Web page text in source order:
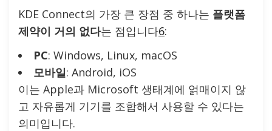
KDE Connect의 가장 큰 장점 중 하나는 플랫폼
제약이 거의 없다는 점입니다6:
PC: Windows, Linux, macOS
모바일: Android, iOS
이는 Apple과 Microsoft 생태계에 얽매이지 않
고 자유롭게 기기를 조합해서 사용할 수 있다는
의미입니다.